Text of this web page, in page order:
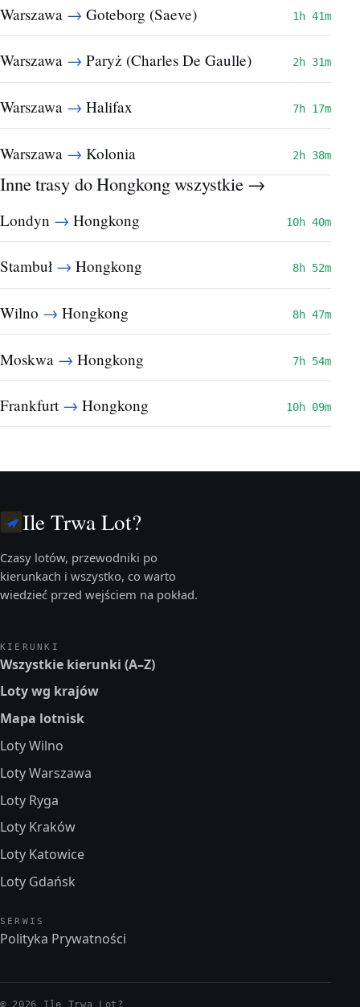
Warszawa → Goteborg (Saeve) 1h 41m
Warszawa → Paryż (Charles De Gaulle) 2h 31m
Warszawa → Halifax 7h 17m
Warszawa → Kolonia 2h 38m
Inne trasy do Hongkongwszystkie →
Londyn → Hongkong 10h 40m
Stambuł → Hongkong 8h 52m
Wilno → Hongkong 8h 47m
Moskwa → Hongkong 7h 54m
Frankfurt → Hongkong 10h 09m
Ile Trwa Lot?
Czasy lotów, przewodniki po
kierunkach i wszystko, co warto
wiedzieć przed wejściem na pokład.
KIERUNKI
Wszystkie kierunki (A–Z)
Loty wg krajów
Mapa lotnisk
Loty Wilno
Loty Warszawa
Loty Ryga
Loty Kraków
Loty Katowice
Loty Gdańsk
SERWIS
Polityka Prywatności
© 2026 Ile Trwa Lot?